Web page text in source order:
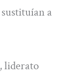
a
liderato